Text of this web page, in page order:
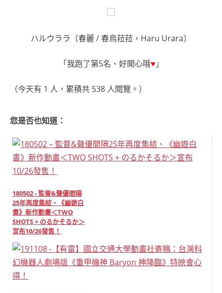
ハルウララ〔春麗 / 春烏菈菈，Haru Urara〕
「我跑了第5名、好開心哦♥ 」
（今天有 1 人，累積共 538 人閱覽。）
您是否也知道：
180502 - 監督&聲優間隔
25年再度集結、《幽遊白
書》新作動畫＜TWO
SHOTS + のるかそるか＞
宣布10/26發售！